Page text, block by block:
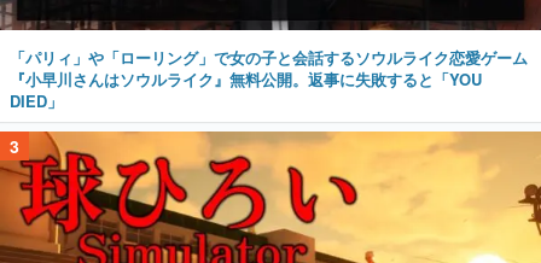
「パリィ」や「ローリング」で女の子と会話するソウルライク恋愛ゲーム
『小早川さんはソウルライク』無料公開。返事に失敗すると「YOU
DIED」
3